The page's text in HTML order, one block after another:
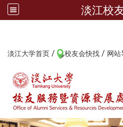
淡江校
淡江大学首页 / 校友会快找 / 网站